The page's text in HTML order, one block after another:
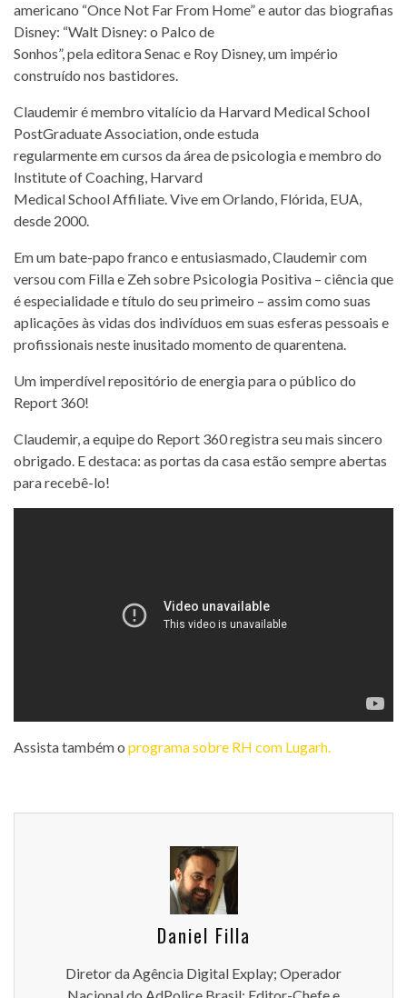
americano “Once Not Far From Home” e autor das biografias
Disney: “Walt Disney: o Palco de
Sonhos”, pela editora Senac e Roy Disney, um império
construído nos bastidores.
Claudemir é membro vitalício da Harvard Medical School
PostGraduate Association, onde estuda
regularmente em cursos da área de psicologia e membro do
Institute of Coaching, Harvard
Medical School Affiliate. Vive em Orlando, Flórida, EUA,
desde 2000.
Em um bate-papo franco e entusiasmado, Claudemir com
versou com Filla e Zeh sobre Psicologia Positiva – ciência que
é especialidade e título do seu primeiro – assim como suas
aplicações às vidas dos indivíduos em suas esferas pessoais e
profissionais neste inusitado momento de quarentena.
Um imperdível repositório de energia para o público do
Report 360!
Claudemir, a equipe do Report 360 registra seu mais sincero
obrigado. E destaca: as portas da casa estão sempre abertas
para recebê-lo!
Assista também o programa sobre RH com Lugarh.
Daniel Filla
Diretor da Agência Digital Explay; Operador